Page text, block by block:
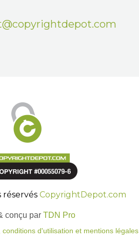
réservés CopyrightDepot.com
conçu par TDN Pro
conditions d'utilisation et mentions légales